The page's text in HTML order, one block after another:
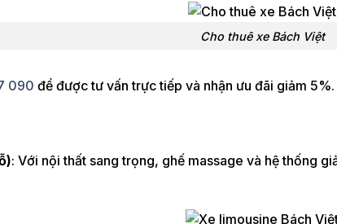
Cho thuê xe Bách Việt
090 để được tư vấn trực tiếp và nhận ưu đãi giảm 5%.
: Với nội thất sang trọng, ghế massage và hệ thống